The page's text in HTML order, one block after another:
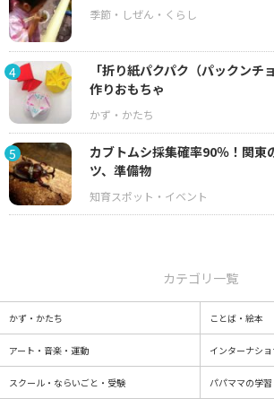
4
「折り紙パクパク（パックンチ
作りおもちゃ
5
カブトムシ採集確率90％！関東
ツ、準備物
カテゴリ一覧
かず・かたち ことば・絵本
アート・音楽・運動 インターナシ
スクール・ならいごと・受験 パパママの学